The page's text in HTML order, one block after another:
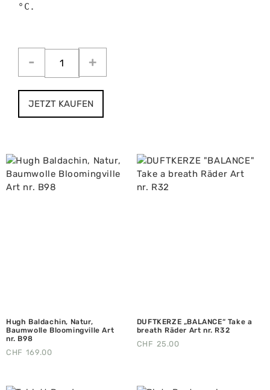
°C.
JETZT KAUFEN
Hugh Baldachin, Natur,
Baumwolle Bloomingville Art
nr. B98
CHF 169.00
DUFTKERZE „BALANCE“ Take a
breath Räder Art nr. R32
CHF 25.00